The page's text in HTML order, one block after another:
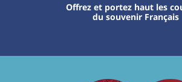
Offrez et portez haut les
du souvenir Français